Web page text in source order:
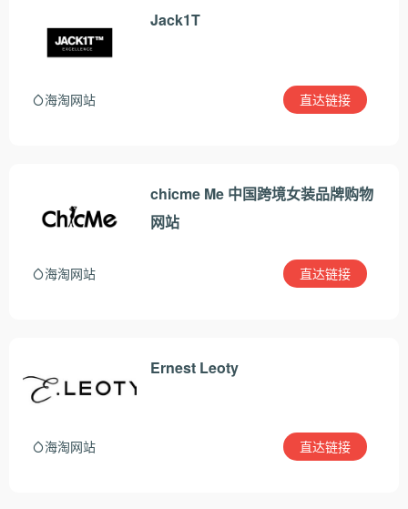
Jack1T
海淘网站 直达链接
chicme Me 中国跨境女装品牌购物
网站
海淘网站 直达链接
Ernest Leoty
海淘网站 直达链接